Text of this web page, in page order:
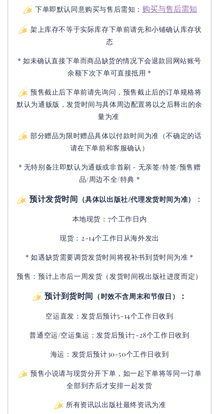
下单即默认同意购买与售后需知： 购买与售后需知
架上库存不等于实际库存下单前请先和小铺确认库存状
态
* 如未确认直接下单而商品缺货的情况下会退款回网站账号
余额下次下单可直接抵用 *
预售截止后下单前请先询问，预售截止后的订单规格将
默认为通贩版，发货时间与具体周边配置将以之后释出的余
量为准
部分赠品为限时赠品具体以付款时间为准（不确定的话
请在下单前和客服确认）
* 无特别备注即默认为通贩或非首刷 - 无亲签/特签/预售赠
品/周边不全/特典 *
预计发货时间 （具体以出版社/代理发货时间为准） ：
本地现货：7个工作日内
现货：2-14个工作日从海外发出
* 如遇缺货需要调货发货时间将视补书到货时间为准 *
预售：预计上市后一周发货（发货时间视出版社进度而定）
预计到货时间 （时效不含周末和节假日） ：
空运直发：发货后预计5-14个工作日收到
普通空运/空运集运：发货后预计7-28个工作日收到
海运：发货后预计30-50个工作日收到
预售小说请与现货分开下单，如一起下单将等同一订单
全部到齐后才安排一起发货
所有资讯以出版社最终资讯为准